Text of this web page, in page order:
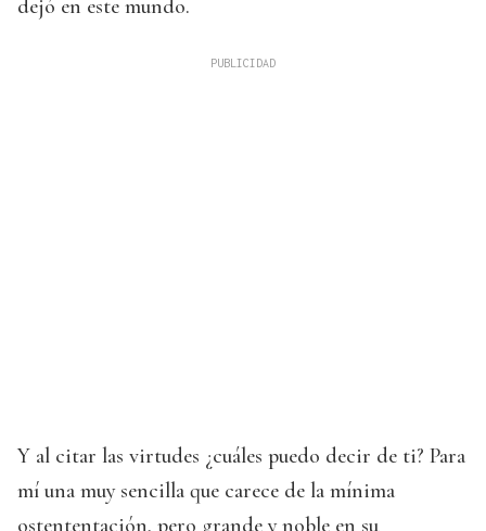
dejó en este mundo.
Y al citar las virtudes ¿cuáles puedo decir de ti? Para
mí una muy sencilla que carece de la mínima
ostententación, pero grande y noble en su